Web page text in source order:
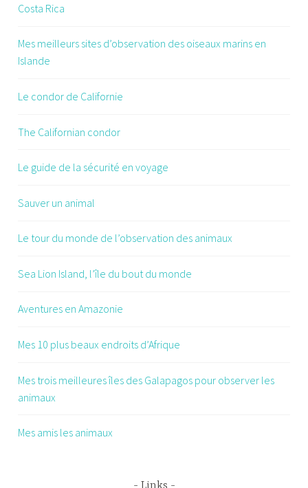
Costa Rica
Mes meilleurs sites d’observation des oiseaux marins en
Islande
Le condor de Californie
The Californian condor
Le guide de la sécurité en voyage
Sauver un animal
Le tour du monde de l’observation des animaux
Sea Lion Island, l’île du bout du monde
Aventures en Amazonie
Mes 10 plus beaux endroits d’Afrique
Mes trois meilleures îles des Galapagos pour observer les
animaux
Mes amis les animaux